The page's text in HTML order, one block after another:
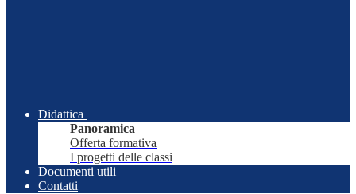
Didattica
Panoramica
Offerta formativa
I progetti delle classi
Documenti utili
Contatti